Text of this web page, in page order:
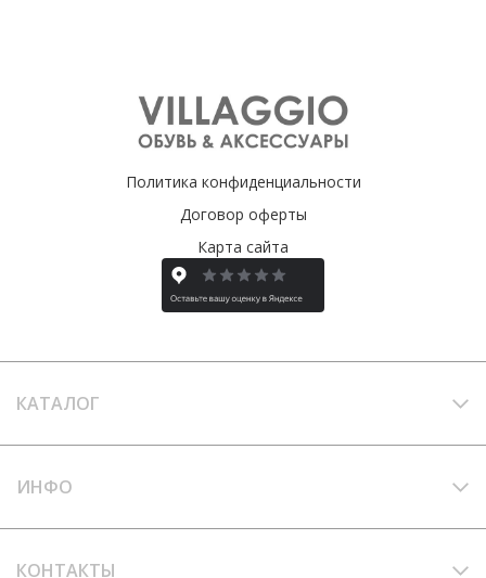
Политика конфиденциальности
Договор оферты
Карта сайта
КАТАЛОГ
ИНФО
КОНТАКТЫ